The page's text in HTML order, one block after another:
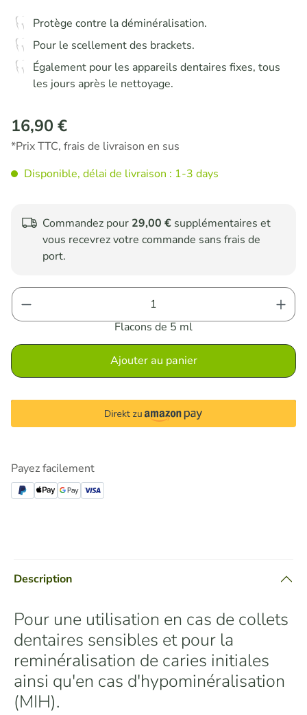
Protège contre la déminéralisation.
Pour le scellement des brackets.
Également pour les appareils dentaires fixes, tous
les jours après le nettoyage.
Prix régulier :
16,90 €
*Prix TTC, frais de livraison en sus
Disponible, délai de livraison : 1-3 days
Commandez pour 29,00 € supplémentaires et
vous recevrez votre commande sans frais de
port.
Quantité de produit : Entrez la quantité
Flacons de 5 ml
Ajouter au panier
Payez facilement
Description
Pour une utilisation en cas de collets
dentaires sensibles et pour la
reminéralisation de caries initiales
ainsi qu'en cas d'hypominéralisation
(MIH).